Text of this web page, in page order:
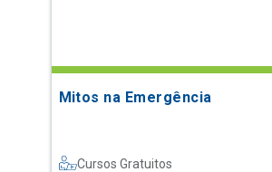
Mitos na Emergência
Cursos Gratuitos